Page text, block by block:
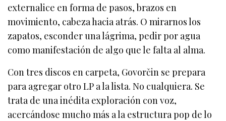
externalice en forma de pasos, brazos en
movimiento, cabeza hacia atrás. O mirarnos los
zapatos, esconder una lágrima, pedir por agua
como manifestación de algo que le falta al alma.
Con tres discos en carpeta, Govorčin se prepara
para agregar otro LP a la lista. No cualquiera. Se
trata de una inédita exploración con voz,
acercándose mucho más a la estructura pop de lo